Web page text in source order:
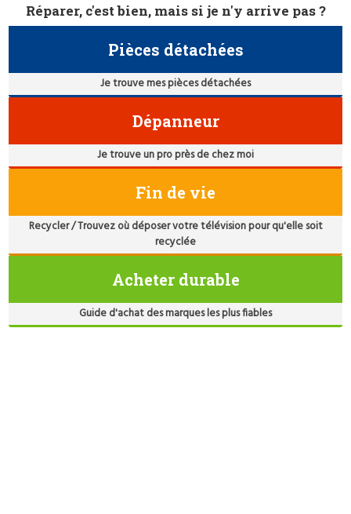
Réparer, c'est bien, mais si je n'y arrive pas ?
Pièces détachées
Je trouve mes pièces détachées
Dépanneur
Je trouve un pro près de chez moi
Fin de vie
Recycler / Trouvez où déposer votre télévision pour qu'elle soit
recyclée
Acheter durable
Guide d'achat des marques les plus fiables